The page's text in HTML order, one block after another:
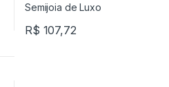
R$ 107,72